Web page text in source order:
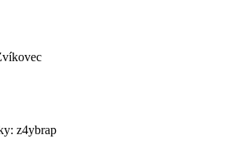
z4ybrap